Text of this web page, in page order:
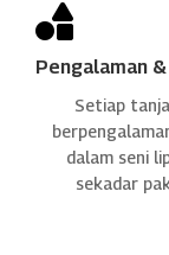

Pengalaman
Setiap
dalam seni
sekadar